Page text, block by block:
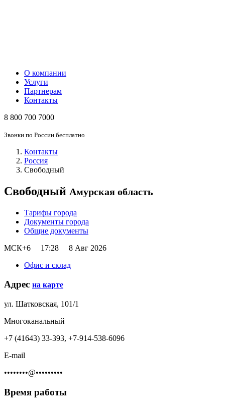
О компании
Услуги
Партнерам
Контакты
8 800 700 7000
Звонки по России бесплатно
Контакты
Россия
Свободный
Свободный Амурская область
Тарифы города
Документы города
Общие документы
МСК+6
17:28
8 Авг 2026
Офис и склад
Адрес на карте
ул. Шатковская, 101/1
Многоканальный
+7 (41643) 33-393, +7-914-538-6096
E-mail
••••••••@•••••••••
Время работы